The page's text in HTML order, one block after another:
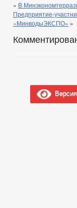
« В
Предприятие-
«МинводыЭКСПО» »